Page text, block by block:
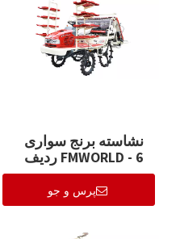
نشاسته برنج سواری
FMWORLD - 6 ردیف
(2ZGF-6A)
پرس و جو